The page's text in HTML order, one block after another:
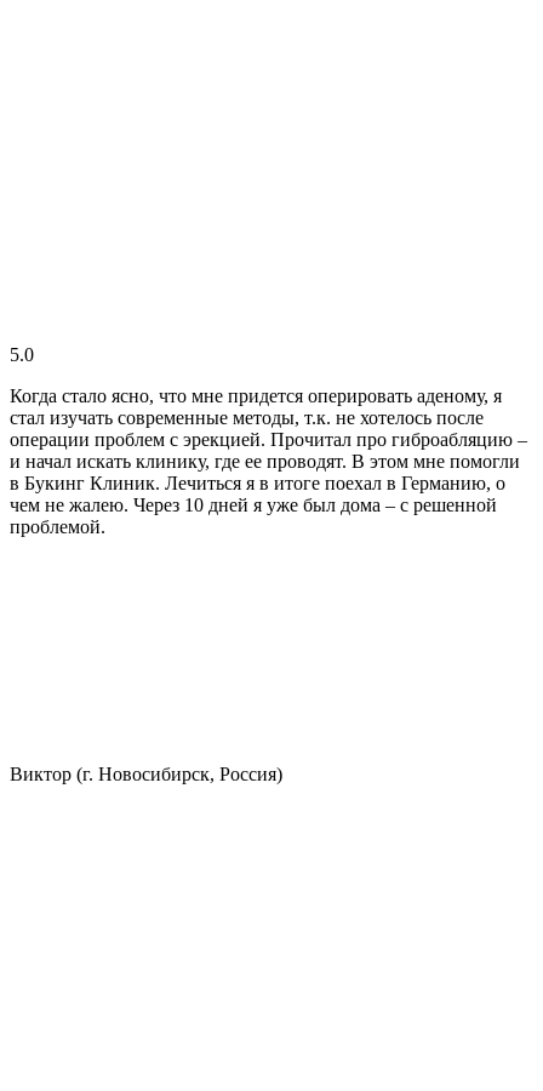
5.0
Когда стало ясно, что мне придется оперировать аденому, я
стал изучать современные методы, т.к. не хотелось после
операции проблем с эрекцией. Прочитал про гиброабляцию –
и начал искать клинику, где ее проводят. В этом мне помогли
в Букинг Клиник. Лечиться я в итоге поехал в Германию, о
чем не жалею. Через 10 дней я уже был дома – с решенной
проблемой.
Виктор (г. Новосибирск, Россия)